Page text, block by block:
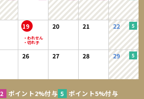
19 20 21 22
26 27 28 29
ポイント2%付与
ポイント5%付与